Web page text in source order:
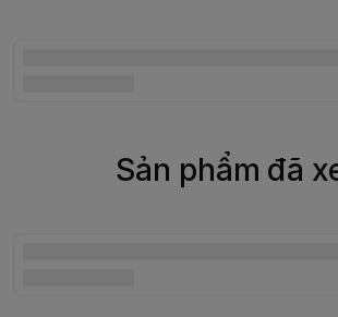
Sản phẩm đã